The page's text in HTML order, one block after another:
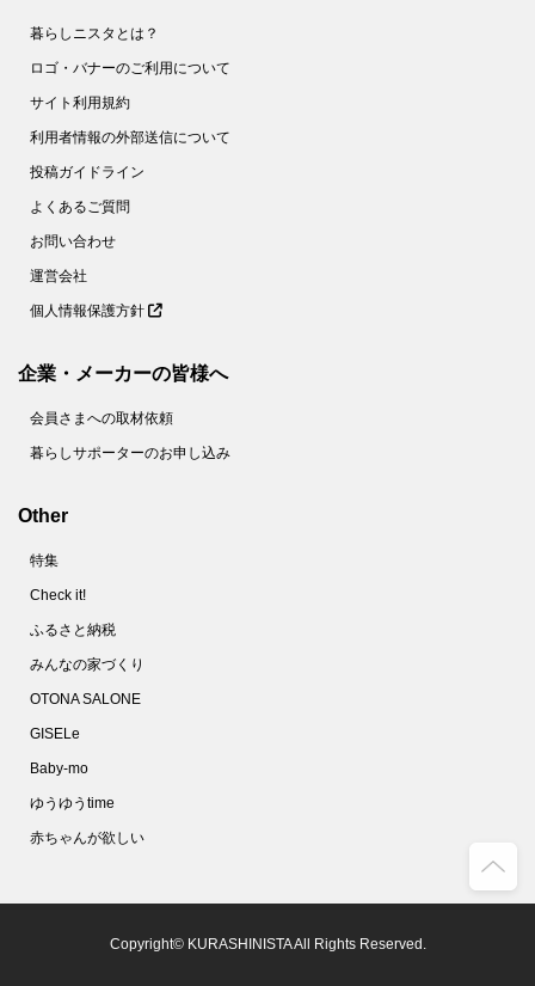
暮らしニスタとは？
ロゴ・バナーのご利用について
サイト利用規約
利用者情報の外部送信について
投稿ガイドライン
よくあるご質問
お問い合わせ
運営会社
個人情報保護方針
企業・メーカーの皆様へ
会員さまへの取材依頼
暮らしサポーターのお申し込み
Other
特集
Check it!
ふるさと納税
みんなの家づくり
OTONA SALONE
GISELe
Baby-mo
ゆうゆうtime
赤ちゃんが欲しい
Copyright© KURASHINISTA All Rights Reserved.